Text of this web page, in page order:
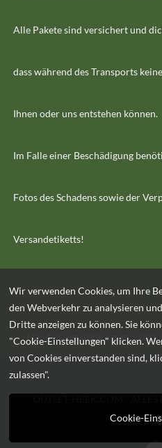
Alle Pakete sind versichert und
dass während des Transports
Ihnen oder uns entstehen können.
Im Falle einer Beschädigung
Fotos des Schadens sowie der
Versandetiketts!
Handelsregisterauszug:
Wir verwenden Cookies, um Ihre
den Webverkehr zu analysieren
Dritte anzeigen zu können. Sie
"Cookie-Einstellungen" klicken.
von Cookies einverstanden sind,
zulassen".
Cookie-